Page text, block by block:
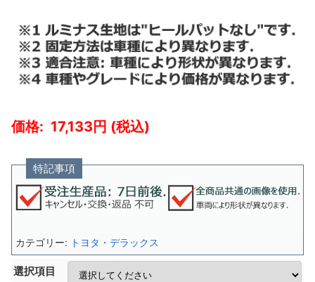
17,133
特記事項
選択項目
カテゴリー: トヨタ・デラックス